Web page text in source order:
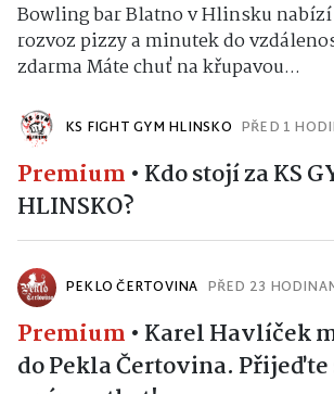
Kvalitní gastronomie až ke
Bowling bar Blatno v Hlinsku nabízí
rozvoz pizzy a minutek do
zdarma Máte chuť na křupavou...
KS FIGHT GYM HLINSKO PŘED 1
Premium •
HLINSKO?
PEKLO ČERTOVINA PŘED 23
Premium•Karel Havlíček